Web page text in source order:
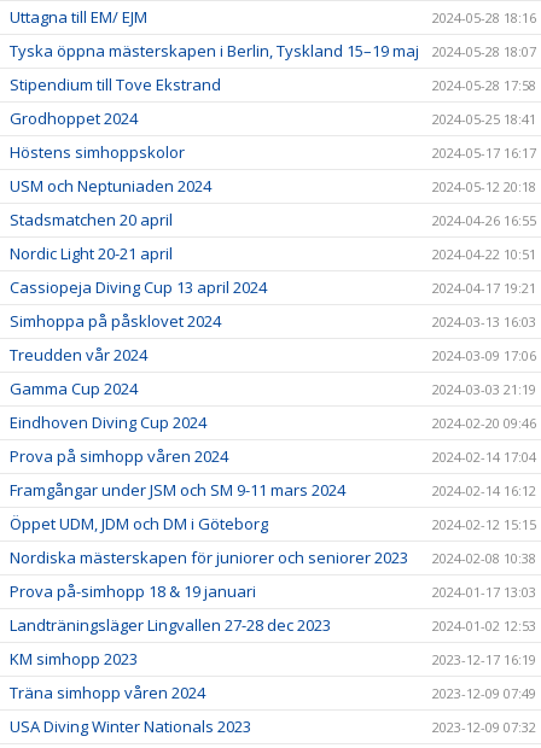
Uttagna till EM/ EJM 2024-05-28 18:16
Tyska öppna mästerskapen i Berlin, Tyskland 15–19 maj 2024-05-28 18:07
Stipendium till Tove Ekstrand 2024-05-28 17:58
Grodhoppet 2024 2024-05-25 18:41
Höstens simhoppskolor 2024-05-17 16:17
USM och Neptuniaden 2024 2024-05-12 20:18
Stadsmatchen 20 april 2024-04-26 16:55
Nordic Light 20-21 april 2024-04-22 10:51
Cassiopeja Diving Cup 13 april 2024 2024-04-17 19:21
Simhoppa på påsklovet 2024 2024-03-13 16:03
Treudden vår 2024 2024-03-09 17:06
Gamma Cup 2024 2024-03-03 21:19
Eindhoven Diving Cup 2024 2024-02-20 09:46
Prova på simhopp våren 2024 2024-02-14 17:04
Framgångar under JSM och SM 9-11 mars 2024 2024-02-14 16:12
Öppet UDM, JDM och DM i Göteborg 2024-02-12 15:15
Nordiska mästerskapen för juniorer och seniorer 2023 2024-02-08 10:38
Prova på-simhopp 18 & 19 januari 2024-01-17 13:03
Landträningsläger Lingvallen 27-28 dec 2023 2024-01-02 12:53
KM simhopp 2023 2023-12-17 16:19
Träna simhopp våren 2024 2023-12-09 07:49
USA Diving Winter Nationals 2023 2023-12-09 07:32